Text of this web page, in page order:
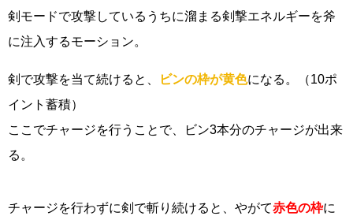
剣モードで攻撃しているうちに溜まる剣撃エネルギーを斧
に注入するモーション。
剣で攻撃を当て続けると、 ビンの枠が黄色になる。（10ポ
イント蓄積）
ここでチャージを行うことで、ビン3本分のチャージが出来
る。
チャージを行わずに剣で斬り続けると、やがて赤色の枠に